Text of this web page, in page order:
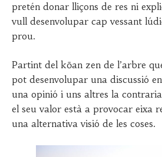
8
N
O
E
B
R
E
Q
U
A
S
G
U
R
pretén donar lliçons de res ni
vull desenvolupar cap vessant
prou.
Partint del kōan zen de l’arbre
pot desenvolupar una discussió
una opinió i uns altres la
el seu valor està a provocar eixa
una alternativa visió de les coses.